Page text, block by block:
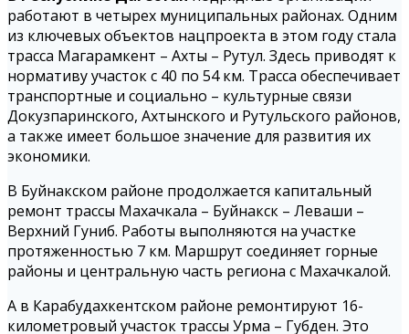
работают в четырех муниципальных районах. Одним
из ключевых объектов нацпроекта в этом году стала
трасса Магарамкент – Ахты – Рутул. Здесь приводят к
нормативу участок с 40 по 54 км. Трасса обеспечивает
транспортные и социально – культурные связи
Докузпаринского, Ахтынского и Рутульского районов,
а также имеет большое значение для развития их
экономики.
В Буйнакском районе продолжается капитальный
ремонт трассы Махачкала – Буйнакск – Леваши –
Верхний Гуниб. Работы выполняются на участке
протяженностью 7 км. Маршрут соединяет горные
районы и центральную часть региона с Махачкалой.
А в Карабудахкентском районе ремонтируют 16-
километровый участок трассы Урма – Губден. Это